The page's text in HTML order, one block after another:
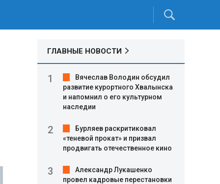
ГЛАВНЫЕ НОВОСТИ
Вячеслав Володин обсудил
развитие курортного Хвалынска
и напомнил о его культурном
наследии
Бурляев раскритиковал
«теневой прокат» и призвал
продвигать отечественное кино
Александр Лукашенко
провел кадровые перестановки